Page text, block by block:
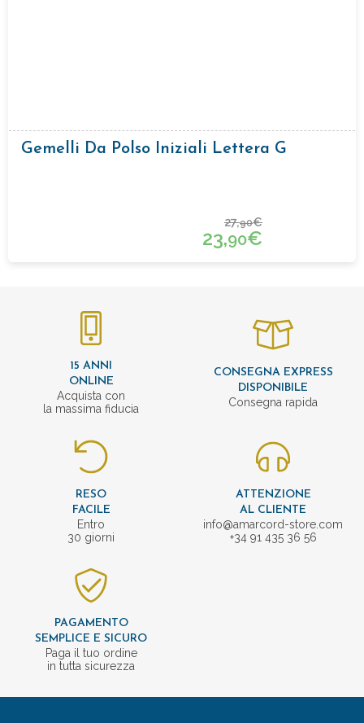
Gemelli Da Polso Iniziali Lettera G
27,90€
23,90€
15 ANNI
ONLINE
Acquista con
la massima fiducia
CONSEGNA EXPRESS
DISPONIBILE
Consegna rapida
RESO
FACILE
Entro
30 giorni
ATTENZIONE
AL CLIENTE
info@amarcord-store.com
+34 91 435 36 56
PAGAMENTO
SEMPLICE E SICURO
Paga il tuo ordine
in tutta sicurezza